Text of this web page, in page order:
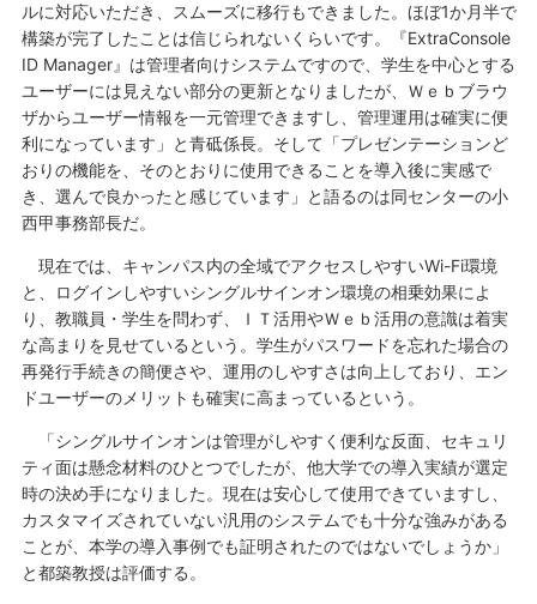
ルに対応いただき、スムーズに移行もできました。ほぼ1か月半で
構築が完了したことは信じられないくらいです。『ExtraConsole
ID Manager』は管理者向けシステムですので、学生を中心とする
ユーザーには見えない部分の更新となりましたが、Ｗｅｂブラウ
ザからユーザー情報を一元管理できますし、管理運用は確実に便
利になっています」と青砥係長。そして「プレゼンテーションど
おりの機能を、そのとおりに使用できることを導入後に実感で
き、選んで良かったと感じています」と語るのは同センターの小
西甲事務部長だ。
現在では、キャンパス内の全域でアクセスしやすいWi-Fi環境
と、ログインしやすいシングルサインオン環境の相乗効果によ
り、教職員・学生を問わず、ＩＴ活用やＷｅｂ活用の意識は着実
な高まりを見せているという。学生がパスワードを忘れた場合の
再発行手続きの簡便さや、運用のしやすさは向上しており、エン
ドユーザーのメリットも確実に高まっているという。
「シングルサインオンは管理がしやすく便利な反面、セキュリ
ティ面は懸念材料のひとつでしたが、他大学での導入実績が選定
時の決め手になりました。現在は安心して使用できていますし、
カスタマイズされていない汎用のシステムでも十分な強みがある
ことが、本学の導入事例でも証明されたのではないでしょうか」
と都築教授は評価する。